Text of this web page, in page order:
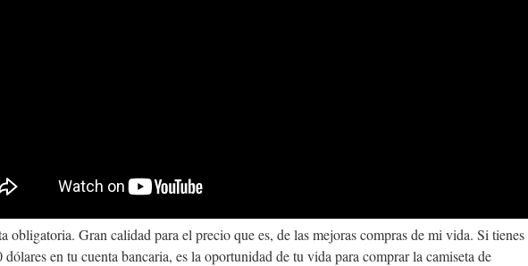
obligatoria. Gran calidad para el precio que es, de las mejoras compras de mi vida. Si tienes
dólares en tu cuenta bancaria, es la oportunidad de tu vida para comprar la camiseta de